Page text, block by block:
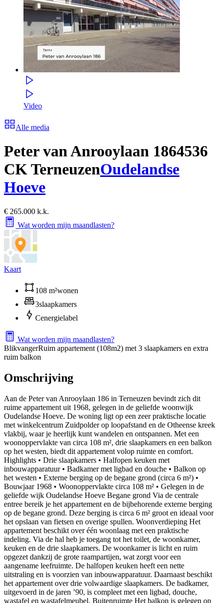
Video
Alle media
Peter van Anrooylaan 1864536
CK TerneuzenOudelandse
Hoeve
€ 265.000 k.k.
Wat worden mijn maandlasten?
Kaart
108 m²wonen
3slaapkamers
Cenergielabel
Wat worden mijn maandlasten?
BlikvangerRuim appartement (108m2) met 3 slaapkamers en extra
ruim balkon
Omschrijving
Aan de Peter van Anrooylaan 186 in Terneuzen bevindt zich dit
ruime appartement uit 1968, gelegen in de geliefde woonwijk
Oudelandse Hoeve. De woning ligt op een zeer praktische locatie
met winkelcentrum Zuidpolder op loopafstand en de Otheense kreek
vlakbij, waar je heerlijk kunt wandelen en ontspannen. Met een
woonoppervlakte van circa 108 m², drie slaapkamers en een balkon
op het westen, biedt dit appartement volop ruimte en comfort.
Highlights • Drie slaapkamers • Halfopen keuken met
inbouwapparatuur • Badkamer met ligbad en douche • Balkon op
het westen • Externe berging op de begane grond (circa 6 m²) •
Bouwjaar 1968 • Woonoppervlakte circa 108 m² • Gelegen in de
geliefde wijk Oudelandse Hoeve Begane grond Via de centrale
entree bereik je het appartement en de bijbehorende externe berging
op de begane grond. Deze berging is circa 6 m² groot en ideaal voor
het opslaan van fietsen en overige spullen. Woonverdieping Het
appartement beschikt over één woonlaag met een praktische
indeling. Via de hal heb je toegang tot het toilet, de woonkamer,
keuken en de drie slaapkamers. De woonkamer is licht en ruim
opgezet dankzij de grote raampartijen, wat zorgt voor een
aangename leefruimte. De halfopen keuken heeft een nette
uitstraling en is voorzien van inbouwapparatuur. Daarnaast beschikt
het appartement over drie volwaardige slaapkamers. De badkamer,
uitgevoerd in de jaren ’90, is compleet met een ligbad, douche,
wastafel en wastafelmeubel. Buitenruimte Het balkon is gelegen op